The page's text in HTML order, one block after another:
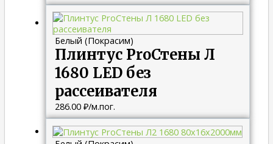
Белый (Покрасим)
Плинтус ProСтены Л
1680 LED без
рассеивателя
286.00 ₽/м.пог.